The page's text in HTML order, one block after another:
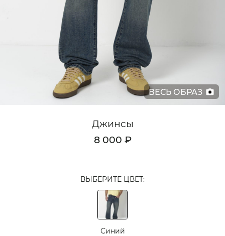
ВЕСЬ ОБРАЗ
Джинсы
8 000 ₽
ВЫБЕРИТЕ ЦВЕТ:
Синий
Комплекты
Лонгсливы
Рубашки